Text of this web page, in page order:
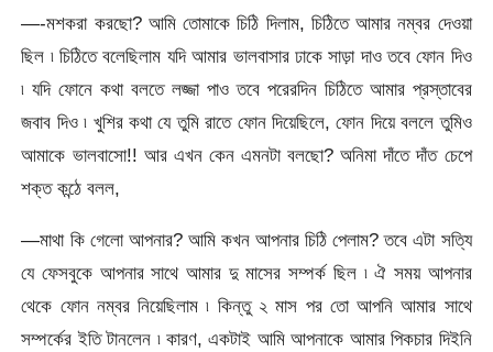
—-মশকরা করছো? আমি তোমাকে চিঠি দিলাম, চিঠিতে আমার নম্বর দেওয়া
ছিল ৷ চিঠিতে বলেছিলাম যদি আমার ভালবাসার ঢাকে সাড়া দাও তবে ফোন দিও
৷ যদি ফোনে কথা বলতে লজ্জা পাও তবে পরেরদিন চিঠিতে আমার প্রস্তাবের
জবাব দিও ৷ খুশির কথা যে তুমি রাতে ফোন দিয়েছিলে, ফোন দিয়ে বললে তুমিও
আমাকে ভালবাসো!! আর এখন কেন এমনটা বলছো? অনিমা দাঁতে দাঁত চেপে
শক্ত কন্ঠে বলল,
—মাথা কি গেলো আপনার? আমি কখন আপনার চিঠি পেলাম? তবে এটা সত্যি
যে ফেসবুকে আপনার সাথে আমার দু মাসের সম্পর্ক ছিল ৷ ঐ সময় আপনার
থেকে ফোন নম্বর নিয়েছিলাম ৷ কিন্তু ২ মাস পর তো আপনি আমার সাথে
সম্পর্কের ইতি টানলেন ৷ কারণ, একটাই আমি আপনাকে আমার পিকচার দিইনি